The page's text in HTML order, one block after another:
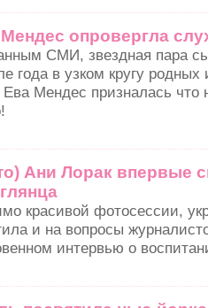
опровергла
СМИ, звездная пара
года в узком кругу
Мендес призналась что
Ани Лорак впервые
красивой фотосессии,
и на вопросы
интервью о